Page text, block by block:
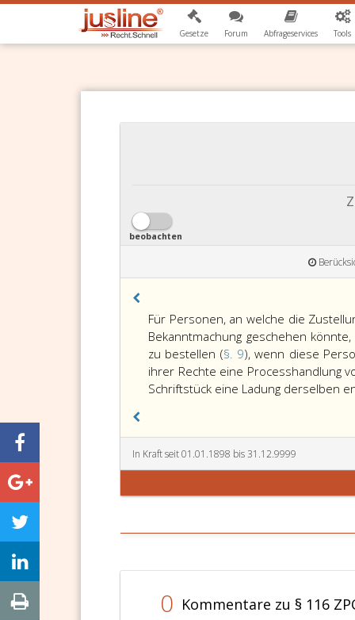
Gesetze Forum Abfrageservices Tools
beobachten
Für Personen, an welche die
Bekanntmachung geschehen
zu bestellen (§. 9), wenn diese
ihrer Rechte eine Processhandlung
Schriftstück eine Ladung derselben
In Kraft seit 01.01.1898 bis 31.12.9999
0 Kommentare zu § 116